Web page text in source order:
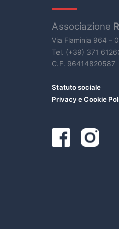
Associazione
Via Flaminia 964 –
Tel. (+39) 371
C.F. 96414820587
Statuto sociale
Privacy e Cookie